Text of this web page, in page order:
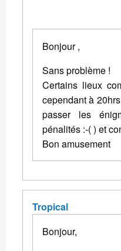
Bonjour ,
Sans problème !
Certains lieux
cependant à
passer les
pénalités :-( ) et
Bon amusement
Tropical
Bonjour,